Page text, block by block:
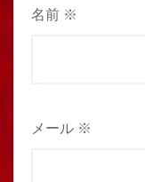
名前 ※
メール ※